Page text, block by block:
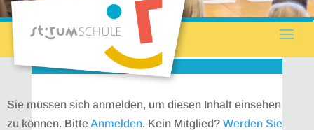
Sie müssen sich anmelden, um diesen Inhalt einsehen
zu können. BitteAnmelden. Kein Mitglied? Werden Sie